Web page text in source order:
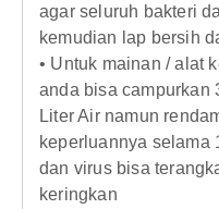
agar seluruh bakteri
kemudian lap bersih
• Untuk mainan / alat
anda bisa campurkan
Liter Air namun
keperluannya selama
dan virus bisa
keringkan